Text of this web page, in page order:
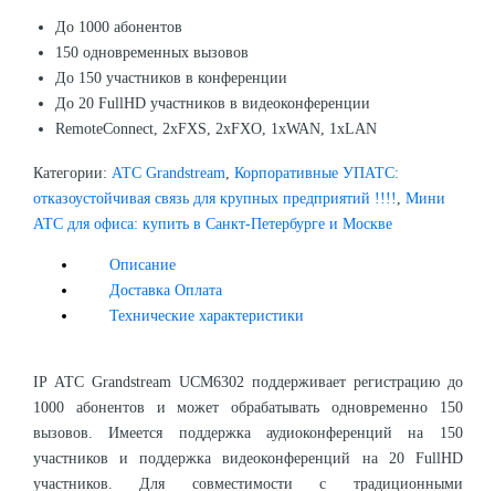
До 1000 абонентов
150 одновременных вызовов
До 150 участников в конференции
До 20 FullHD участников в видеоконференции
RemoteConnect, 2хFXS, 2xFXO, 1xWAN, 1xLAN
Категории: АТС Grandstream Корпоративные УПАТС:
отказоустойчивая связь для крупных предприятий !!!!
Мини
АТС для офиса: купить в Санкт-Петербурге и Москве
Описание
Доставка Оплата
Технические характеристики
IP АТС Grandstream UCM6302 поддерживает регистрацию до
1000 абонентов и может обрабатывать одновременно 150
вызовов. Имеется поддержка аудиоконференций на 150
участников и поддержка видеоконференций на 20 FullHD
участников. Для совместимости с традиционными